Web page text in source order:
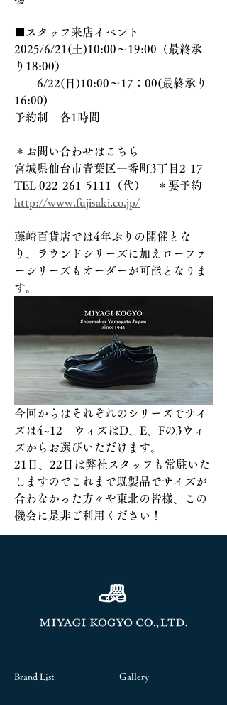
前へ 次へ
■スタッフ来店イベント
2025/6/21(土)10:00～19:00（最終承
り18:00）
6/22(日)10:00～17：00(最終承り
16:00)
予約制　各1時間
＊お問い合わせはこちら
宮城県仙台市青葉区一番町3丁目2-17
TEL 022-261-5111（代）　＊要予約
http://www.fujisaki.co.jp/
藤崎百貨店では4年ぶりの開催とな
り、ラウンドシリーズに加えローファ
ーシリーズもオーダーが可能となりま
す。
今回からはそれぞれのシリーズでサイ
ズは4~12　ウィズはD、E、Fの3ウィ
ズからお選びいただけます。
21日、22日は弊社スタッフも常駐いた
しますのでこれまで既製品でサイズが
合わなかった方々や東北の皆様、この
機会に是非ご利用ください！
Brand List Gallery